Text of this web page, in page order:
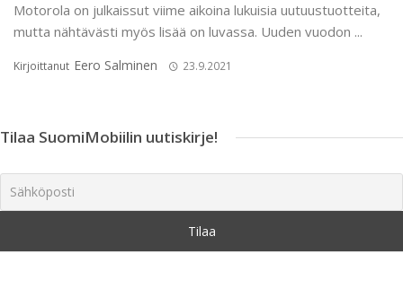
Motorola on julkaissut viime aikoina lukuisia uutuustuotteita,
mutta nähtävästi myös lisää on luvassa. Uuden vuodon ...
Kirjoittanut Eero Salminen 23.9.2021
Tilaa SuomiMobiilin uutiskirje!